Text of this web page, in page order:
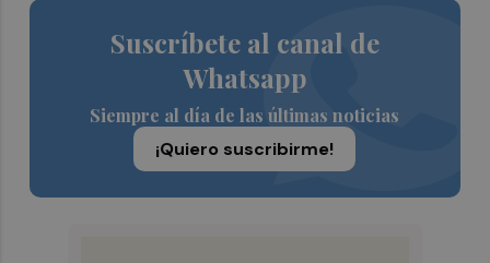
Suscríbete al canal de
Whatsapp
Siempre al día de las últimas noticias
¡Quiero suscribirme!